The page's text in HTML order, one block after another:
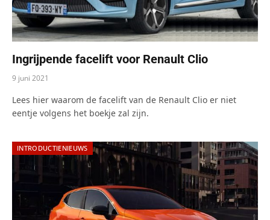
Ingrijpende facelift voor Renault Clio
9 juni 2021
Lees hier waarom de facelift van de Renault Clio er niet
eentje volgens het boekje zal zijn.
INTRODUCTIENIEUWS